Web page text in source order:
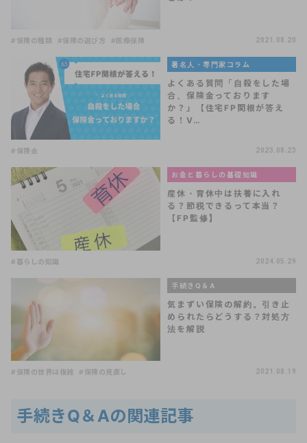
#保険の種類 #保険の選び方 #医療保険 2021.08.20
著名人・専門家コラム
よくある質問「自殺をした場
合、保険金っております
か？」【住宅FP関根が答え
る！V…
#保険金 2023.08.23
お金と暮らしの基礎知識
産休・育休中は扶養に入れ
る？節税できるって本当？
【FP監修】
#暮らしの知識 2024.05.29
手続きQ＆A
気まずい保険の解約。引き止
められたらどうする？対処方
法を解説
#保険の世界は複雑 #保険の見直し 2021.08.19
手続きQ＆Aの関連記事